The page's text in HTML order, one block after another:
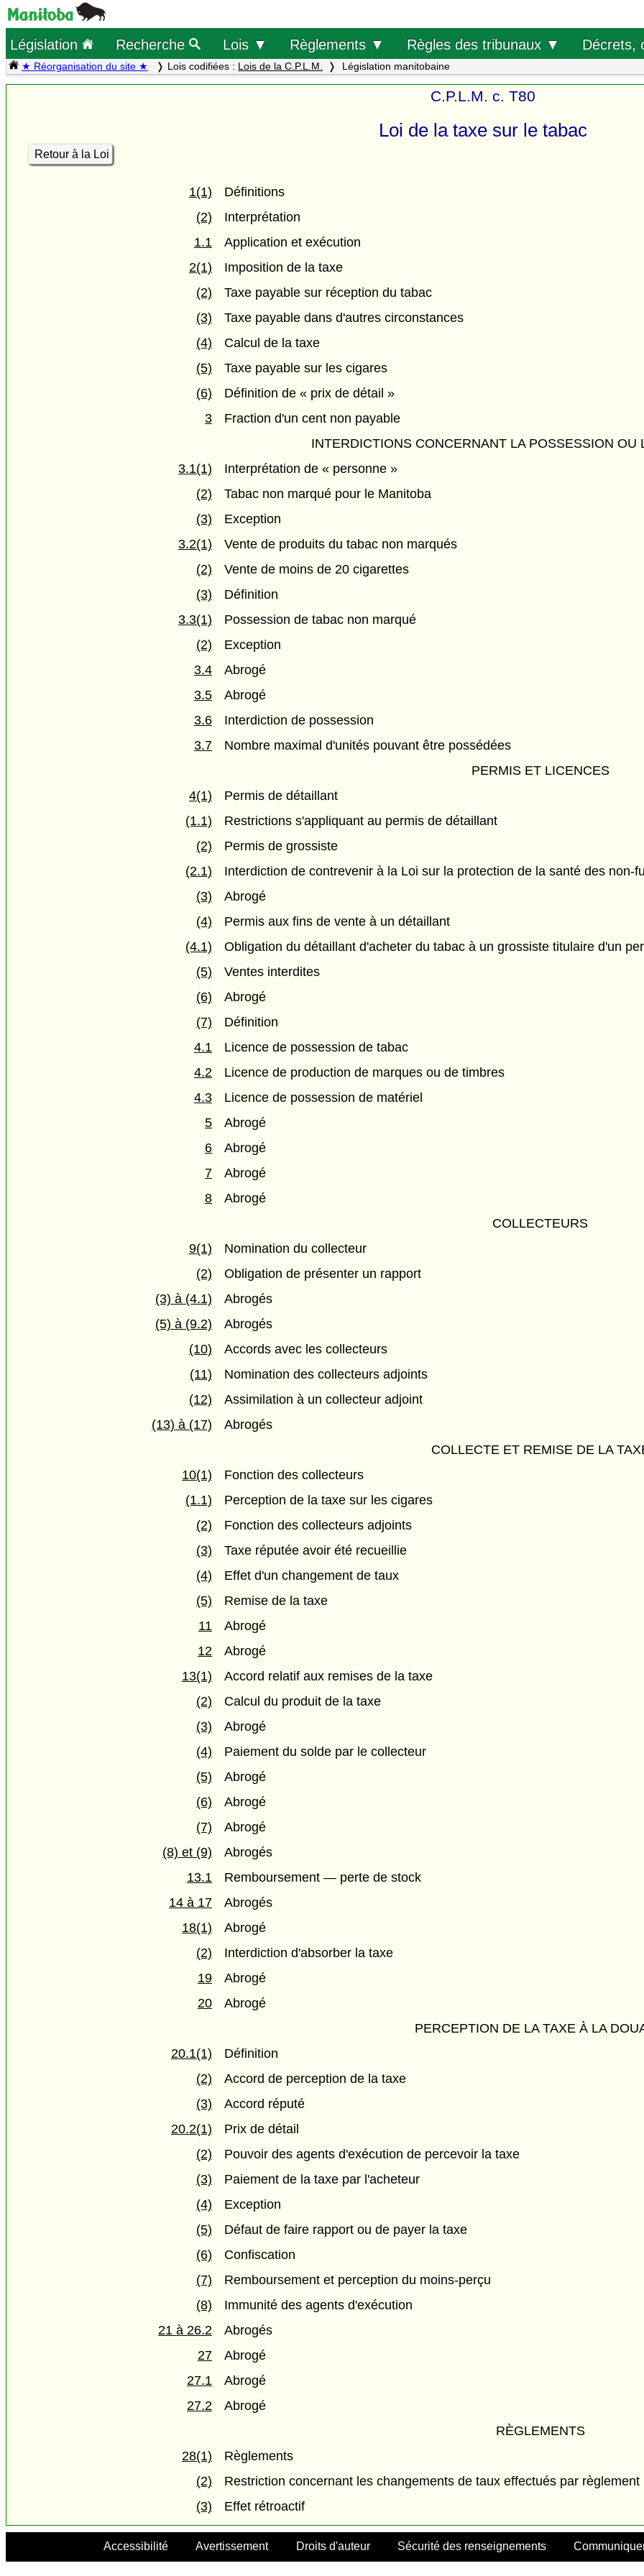
Législation Recherche Lois ▼ Règlements ▼ Règles des tribunaux ▼ Décrets,
★ Réorganisation du site ★ Lois codifiées : Lois de la C.P.L.M. Législation manitobaine
C.P.L.M. c. T80
Loi de la taxe sur le tabac
Retour à la Loi
1(1)
Définitions
(2)
Interprétation
1.1
Application et exécution
2(1)
Imposition de la taxe
(2)
Taxe payable sur réception du tabac
(3)
Taxe payable dans d'autres circonstances
(4)
Calcul de la taxe
(5)
Taxe payable sur les cigares
(6)
Définition de « prix de détail »
3
Fraction d'un cent non payable
INTERDICTIONS CONCERNANT LA POSSESSION OU
3.1(1)
Interprétation de « personne »
(2)
Tabac non marqué pour le Manitoba
(3)
Exception
3.2(1)
Vente de produits du tabac non marqués
(2)
Vente de moins de 20 cigarettes
(3)
Définition
3.3(1)
Possession de tabac non marqué
(2)
Exception
3.4
Abrogé
3.5
Abrogé
3.6
Interdiction de possession
3.7
Nombre maximal d'unités pouvant être possédées
PERMIS ET LICENCES
4(1)
Permis de détaillant
(1.1)
Restrictions s'appliquant au permis de détaillant
(2)
Permis de grossiste
(2.1)
Interdiction de contrevenir à la Loi sur la protection de la santé des non-
(3)
Abrogé
(4)
Permis aux fins de vente à un détaillant
(4.1)
Obligation du détaillant d'acheter du tabac à un grossiste titulaire d'un
(5)
Ventes interdites
(6)
Abrogé
(7)
Définition
4.1
Licence de possession de tabac
4.2
Licence de production de marques ou de timbres
4.3
Licence de possession de matériel
5
Abrogé
6
Abrogé
7
Abrogé
8
Abrogé
COLLECTEURS
9(1)
Nomination du collecteur
(2)
Obligation de présenter un rapport
(3) à (4.1)
Abrogés
(5) à (9.2)
Abrogés
(10)
Accords avec les collecteurs
(11)
Nomination des collecteurs adjoints
(12)
Assimilation à un collecteur adjoint
(13) à (17)
Abrogés
COLLECTE ET REMISE DE LA
10(1)
Fonction des collecteurs
(1.1)
Perception de la taxe sur les cigares
(2)
Fonction des collecteurs adjoints
(3)
Taxe réputée avoir été recueillie
(4)
Effet d'un changement de taux
(5)
Remise de la taxe
11
Abrogé
12
Abrogé
13(1)
Accord relatif aux remises de la taxe
(2)
Calcul du produit de la taxe
(3)
Abrogé
(4)
Paiement du solde par le collecteur
(5)
Abrogé
(6)
Abrogé
(7)
Abrogé
(8) et (9)
Abrogés
13.1
Remboursement — perte de stock
14 à 17
Abrogés
18(1)
Abrogé
(2)
Interdiction d'absorber la taxe
19
Abrogé
20
Abrogé
PERCEPTION DE LA TAXE À LA
20.1(1)
Définition
(2)
Accord de perception de la taxe
(3)
Accord réputé
20.2(1)
Prix de détail
(2)
Pouvoir des agents d'exécution de percevoir la taxe
(3)
Paiement de la taxe par l'acheteur
(4)
Exception
(5)
Défaut de faire rapport ou de payer la taxe
(6)
Confiscation
(7)
Remboursement et perception du moins-perçu
(8)
Immunité des agents d'exécution
21 à 26.2
Abrogés
27
Abrogé
27.1
Abrogé
27.2
Abrogé
RÈGLEMENTS
28(1)
Règlements
(2)
Restriction concernant les changements de taux effectués par règlement
(3)
Effet rétroactif
Accessibilité Avertissement Droits d'auteur Sécurité des renseignements